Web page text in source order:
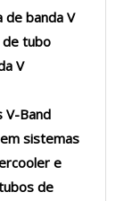
de banda V
de tubo
V
V-Band
sistemas
e
de